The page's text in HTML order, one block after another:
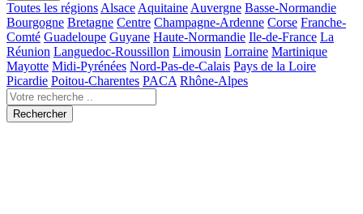
Toutes les régions Alsace Aquitaine Auvergne Basse-Normandie
Bourgogne Bretagne Centre Champagne-Ardenne Corse Franche-
Comté Guadeloupe Guyane Haute-Normandie Ile-de-France La
Réunion Languedoc-Roussillon Limousin Lorraine Martinique
Mayotte Midi-Pyrénées Nord-Pas-de-Calais Pays de la Loire
Picardie Poitou-Charentes PACA Rhône-Alpes
Rechercher